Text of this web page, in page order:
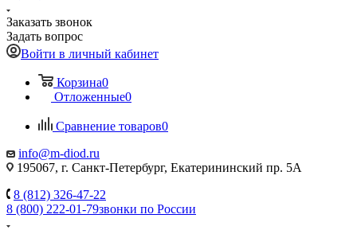
Заказать звонок
Задать вопрос
Войти в личный кабинет
Корзина0
Отложенные0
Сравнение товаров0
info@m-diod.ru
195067, г. Санкт-Петербург, Екатерининский пр. 5А
8 (812) 326-47-22
8 (800) 222-01-79звонки по России